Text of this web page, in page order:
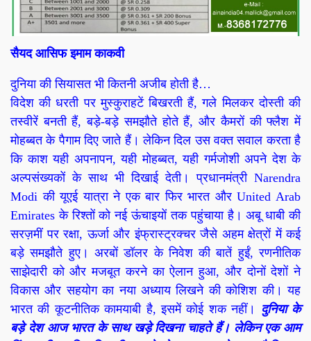
सैयद आसिफ इमाम काकवी
दुनिया की सियासत भी कितनी अजीब होती है…
विदेश की धरती पर मुस्कुराहटें बिखरती हैं, गले मिलकर दोस्ती की
तस्वीरें बनती हैं, बड़े-बड़े समझौते होते हैं, और कैमरों की फ्लैश में
मोहब्बत के पैगाम दिए जाते हैं। लेकिन दिल उस वक्त सवाल करता है
कि काश यही अपनापन, यही मोहब्बत, यही गर्मजोशी अपने देश के
अल्पसंख्यकों के साथ भी दिखाई देती। प्रधानमंत्री Narendra
Modi की यूएई यात्रा ने एक बार फिर भारत और United Arab
Emirates के रिश्तों को नई ऊंचाइयों तक पहुंचाया है। अबू धाबी की
सरज़मीं पर रक्षा, ऊर्जा और इंफ्रास्ट्रक्चर जैसे अहम क्षेत्रों में कई
बड़े समझौते हुए। अरबों डॉलर के निवेश की बातें हुईं, रणनीतिक
साझेदारी को और मजबूत करने का ऐलान हुआ, और दोनों देशों ने
विकास और सहयोग का नया अध्याय लिखने की कोशिश की। यह
भारत की कूटनीतिक कामयाबी है, इसमें कोई शक नहीं।
दुनिया के
बड़े देश आज भारत के साथ खड़े दिखना चाहते हैं। लेकिन एक आम